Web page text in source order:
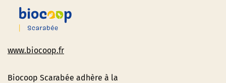
www.biocoop.fr
Biocoop Scarabée adhère à la